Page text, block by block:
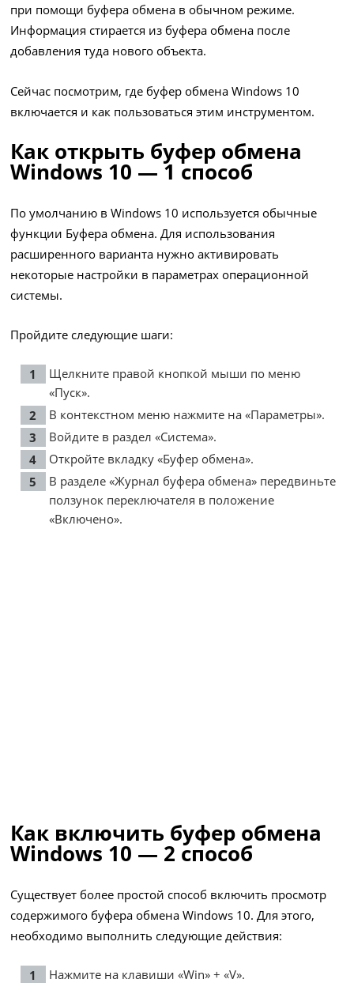
при помощи буфера обмена в обычном режиме.
Информация стирается из буфера обмена после
добавления туда нового объекта.
Сейчас посмотрим, где буфер обмена Windows 10
включается и как пользоваться этим инструментом.
Как открыть буфер обмена
Windows 10 — 1 способ
По умолчанию в Windows 10 используется обычные
функции Буфера обмена. Для использования
расширенного варианта нужно активировать
некоторые настройки в параметрах операционной
системы.
Пройдите следующие шаги:
Щелкните правой кнопкой мыши по меню
«Пуск».
В контекстном меню нажмите на «Параметры».
Войдите в раздел «Система».
Откройте вкладку «Буфер обмена».
В разделе «Журнал буфера обмена» передвиньте
ползунок переключателя в положение
«Включено».
Как включить буфер обмена
Windows 10 — 2 способ
Существует более простой способ включить просмотр
содержимого буфера обмена Windows 10. Для этого,
необходимо выполнить следующие действия:
Нажмите на клавиши «Win» + «V».